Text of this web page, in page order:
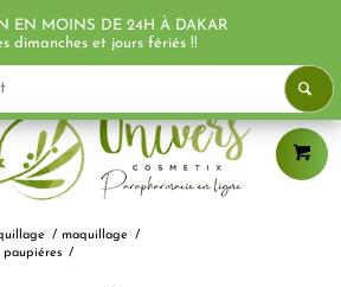
/ maquillage
/
paupiéres /
EN MOINS DE 24H À DAKAR
dimanches et jours fériés !!